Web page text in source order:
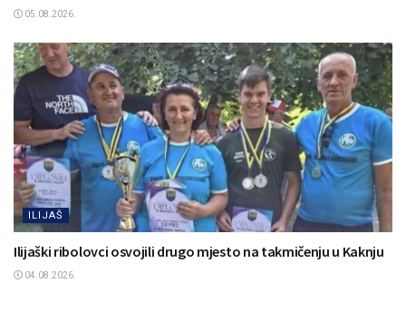
05.08.2026.
ILIJAŠ
Ilijaški ribolovci osvojili drugo mjesto na takmičenju u Kaknju
04.08.2026.